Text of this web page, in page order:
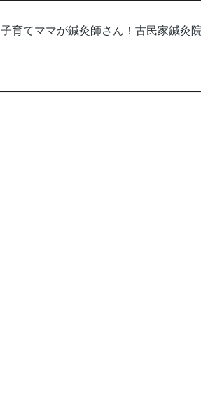
子育てママが鍼灸師さん！古民家鍼灸